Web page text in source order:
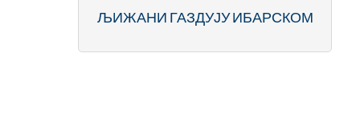
ЉИЖАНИ ГАЗДУЈУ ИБАРСКОМ